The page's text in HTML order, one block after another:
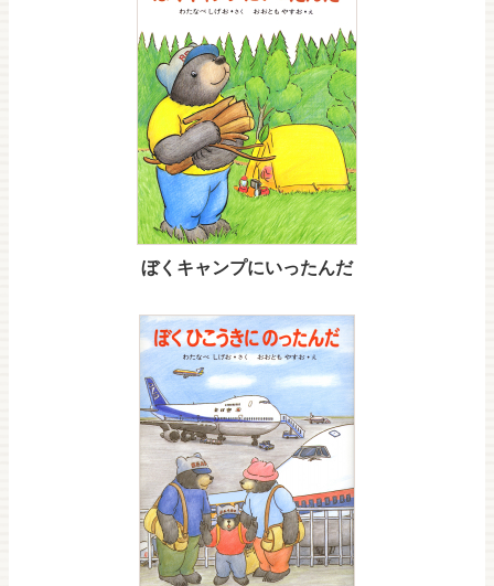
ぼくキャンプにいったんだ